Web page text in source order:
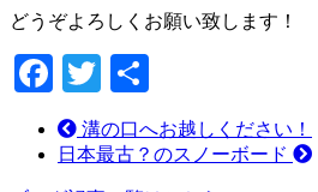
どうぞよろしくお願い致します！
Facebook
Twitter
有
溝の口へお越しください！
日本最古？のスノーボード